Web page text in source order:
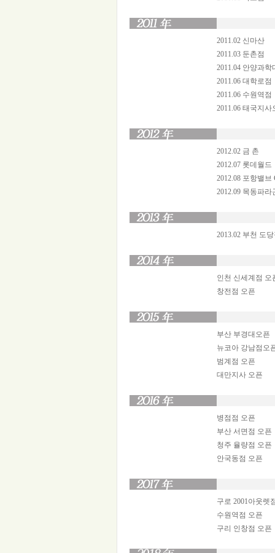
2011.02 신마산
2011.03 둔촌점
2011.04 안양과학
2011.06 대학로점
2011.06 수원역점
2011.06 태국지사
2012.02 금 촌
2012.07 롯데월드
2012.08 포항밸브
2012.09 목동파라
2013.02 부천 도
인천 신세계점 오
창전점 오픈
부산 부경대오픈
뉴코아 강남점오
범계점 오픈
대만지사 오픈
병점점 오픈
부산 서면점 오픈
청주 율량점 오픈
안국동점 오픈
구로 2001아웃렛
수원역점 오픈
구리 인창점 오픈